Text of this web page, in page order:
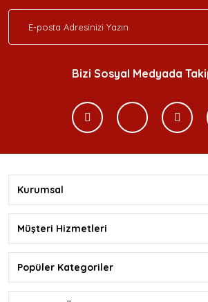
Bizi Sosyal Medyada
Kurumsal
Müşteri Hizmetleri
Popüler Kategoriler